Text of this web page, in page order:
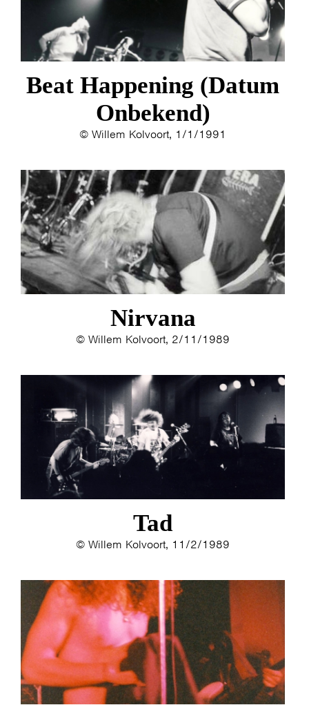
Beat Happening (Datum
Onbekend)
© Willem Kolvoort, 1/1/1991
Nirvana
© Willem Kolvoort, 2/11/1989
Tad
© Willem Kolvoort, 11/2/1989